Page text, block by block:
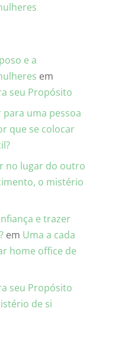
e a
em
seu Propósito
para uma pessoa
que se colocar
no lugar do outro
o mistério
e trazer
em Uma a cada
home office de
seu Propósito
de si